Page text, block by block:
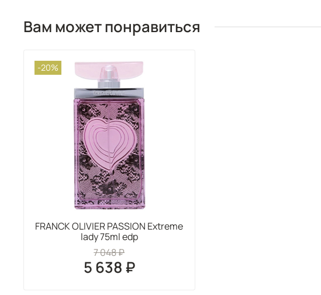
Вам может понравиться
-20%
FRANCK OLIVIER PASSION Extreme
lady 75ml edp
7 048 ₽
5 638 ₽